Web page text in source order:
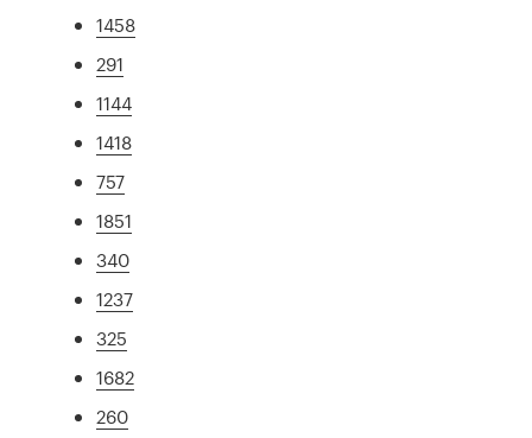
1458
291
1144
1418
757
1851
340
1237
325
1682
260